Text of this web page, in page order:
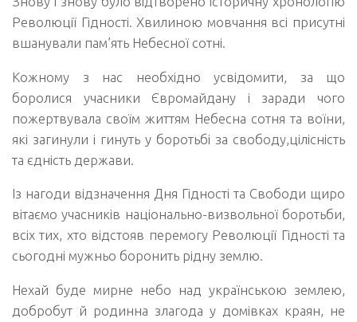
Революції Гідності. Хвилиною мовчання всі присутні
вшанували пам’ять Небесної сотні.
Кожному з нас необхідно усвідомити, за що
боролися учасники Євромайдану і заради чого
пожертвувала своїм життям Небесна сотня та воїни,
які загинули і гинуть у боротьбі за свободу,цілісність
та єдність держави.
Із нагоди відзначення Дня Гідності та Свободи щиро
вітаємо учасників національно-визвольної боротьби,
всіх тих, хто відстояв перемогу Революції Гідності та
сьогодні мужньо боронить рідну землю.
Нехай буде мирне небо над українською землею,
добробут й родинна злагода у домівках краян, не